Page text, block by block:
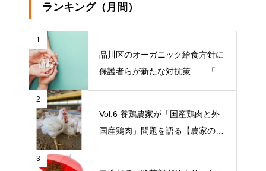
ランキング（月間）
1
品川区のオーガニック給食方針に
保護者らが新たな対抗策——「品
2
Vol.6 養鶏農家が「国産鶏肉と外
国産鶏肉」問題を語る【農家の本
3